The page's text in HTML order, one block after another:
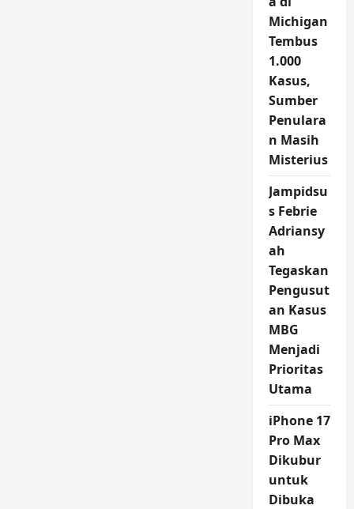
Michigan
Tembus
1.000
Kasus,
Sumber
Penulara
n Masih
Misterius
Jampidsu
s Febrie
Adriansy
ah
Tegaskan
Pengusut
an Kasus
MBG
Menjadi
Prioritas
Utama
iPhone 17
Pro Max
Dikubur
untuk
Dibuka